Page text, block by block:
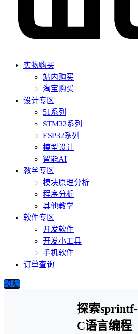
实物购买
站内购买
淘宝购买
设计专区
51系列
STM32系列
ESP32系列
模型设计
智能AI
教学专区
模块原理分析
程序分析
其他教学
软件专区
开发软件
开发小工具
手机软件
订单查询
投稿
探索sprintf-
C语言编程